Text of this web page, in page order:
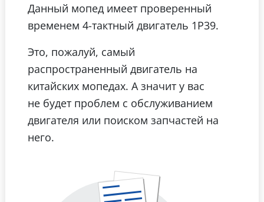
Данный мопед имеет проверенный
временем 4-тактный двигатель 1Р39.
Это, пожалуй, самый
распространенный двигатель на
китайских мопедах. А значит у вас
не будет проблем с обслуживанием
двигателя или поиском запчастей на
него.